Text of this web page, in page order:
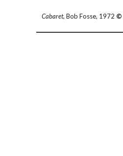
Cabaret, Bob Fosse, 1972 ©